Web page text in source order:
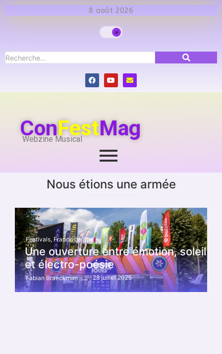
8 août 2026
ConFestMag
Webzine Musical
Nous étions une armée
Festivals, Franco de Spa
Une ouverture entre émotion, soleil
et électro-poésie
Fabian Braeckman 28 juillet 2025